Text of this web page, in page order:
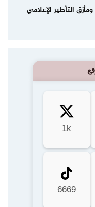
ومأزق التأطير الإعلامي
1k
6669